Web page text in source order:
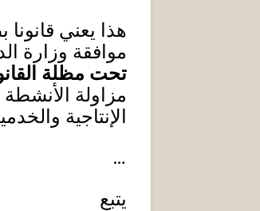
هذا يعني
موافقة وزارة
تحت مظلة
مزاولة
الإنتاجية
…
يتبع